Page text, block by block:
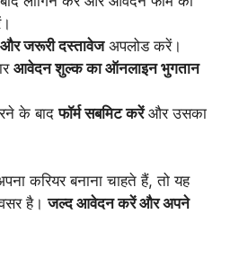
और जरूरी दस्तावेजअपलोड करें।
आवेदन शुल्क का ऑनलाइन भुगतान
के बादफॉर्म सबमिट करेंऔर उसका
करियर बनाना चाहते हैं, तो यह
है।जल्द आवेदन करें और अपने